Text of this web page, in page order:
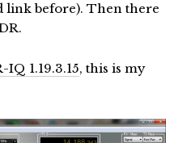
link before). Then there
IQ 1.19.3.15, this is my